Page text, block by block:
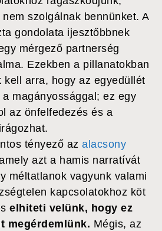
szolgálnak bennünket. A
gondolata ijesztőbbnek
mérgező partnerség
Ezekben a pillanatokban
kell arra, hogy az egyedüllét
magányossággal; ez egy
az önfelfedezés és a
tényező az alacsony
azt a hamis narratívát
méltatlanok vagyunk valami
kapcsolatokhoz köt
elhiteti velünk, hogy ez
megérdemlünk. Mégis, az